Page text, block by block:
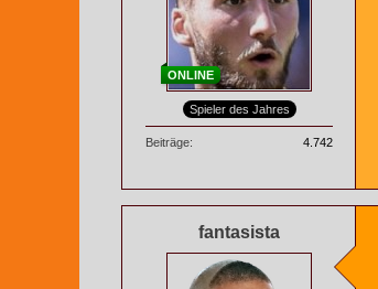
ONLINE
Spieler des Jahres
Beiträge 4.742
fantasista